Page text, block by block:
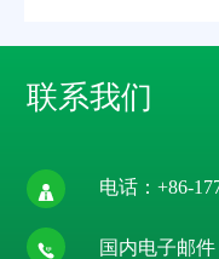
联系我们
电话：+86-
国内电子邮件